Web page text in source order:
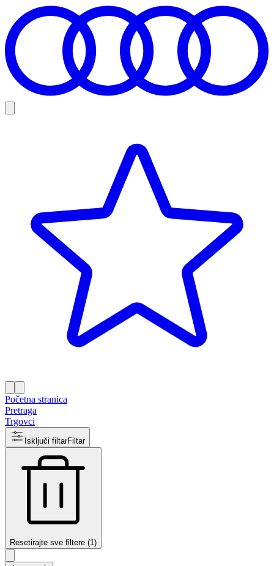
Početna stranica
Pretraga
Trgovci
Isključi filtarFiltar
Resetirajte sve filtere (1)